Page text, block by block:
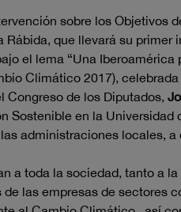
sobre los Objetivos
que llevará su
el lema “Una Iberoamérica
Climático 2017),
de los Diputados,
Sostenible en la Universidad
administraciones locales,
a toda la sociedad, tanto a
las empresas de sectores